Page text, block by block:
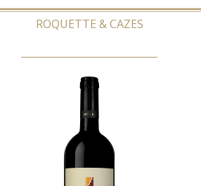
ROQUETTE & CAZES